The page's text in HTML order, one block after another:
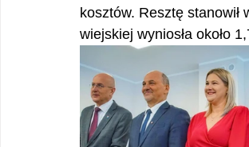
kosztów. Resztę stanowił
wiejskiej wyniosła około